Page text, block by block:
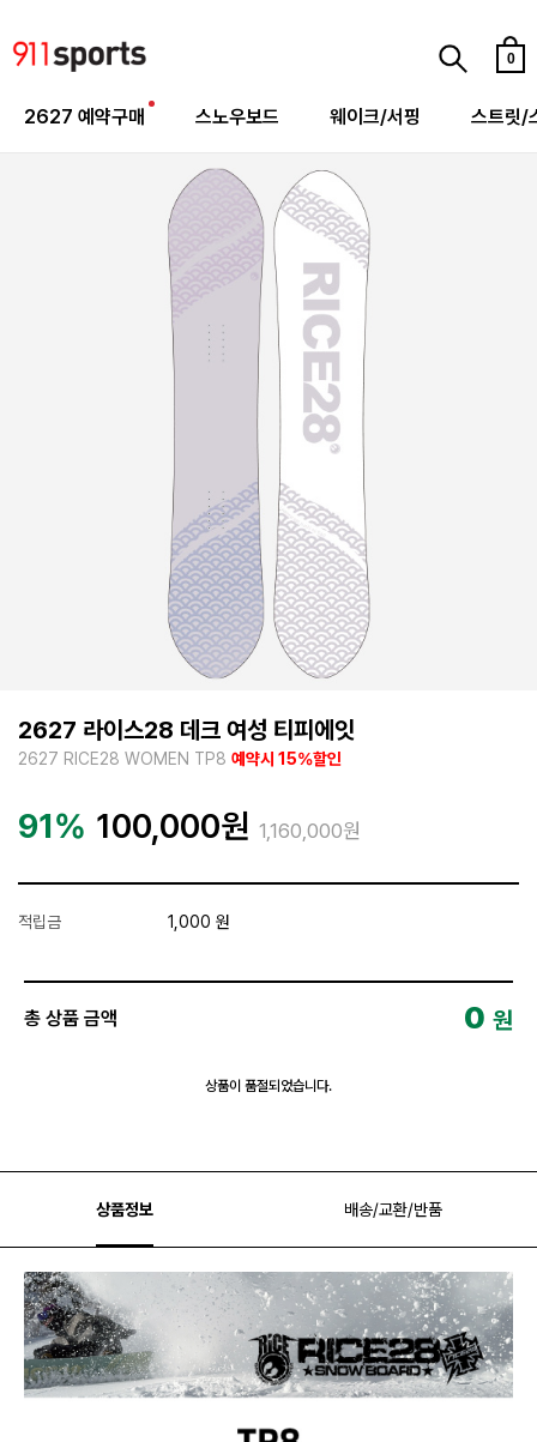
0
2627 예약구매 스노우보드 웨이크/서핑 스트릿/
2627 라이스28 데크 여성 티피에잇
2627 RICE28 WOMEN TP8 예약시 15%할인
91% 100,000원 1,160,000원
적립금 1,000 원
총 상품 금액 0 원
상품이 품절되었습니다.
상품정보 배송/교환/반품